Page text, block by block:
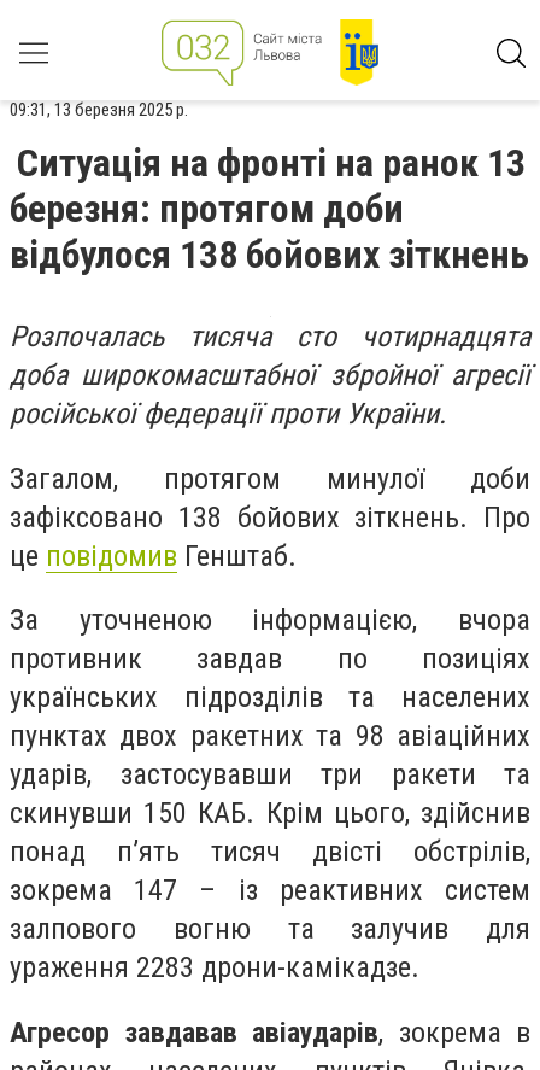
09:31, 13 березня 2025 р.
Ситуація на фронті на ранок 13
березня: протягом доби
відбулося 138 бойових зіткнень
Розпочалась тисяча сто чотирнадцята
доба широкомасштабної збройної агресії
російської федерації проти України.
Загалом, протягом минулої доби
зафіксовано 138 бойових зіткнень. Про
це повідомив Генштаб.
За уточненою інформацією, вчора
противник завдав по позиціях
українських підрозділів та населених
пунктах двох ракетних та 98 авіаційних
ударів, застосувавши три ракети та
скинувши 150 КАБ. Крім цього, здійснив
понад п’ять тисяч двісті обстрілів,
зокрема 147 – із реактивних систем
залпового вогню та залучив для
ураження 2283 дрони-камікадзе.
Агресор завдавав авіаударів, зокрема в